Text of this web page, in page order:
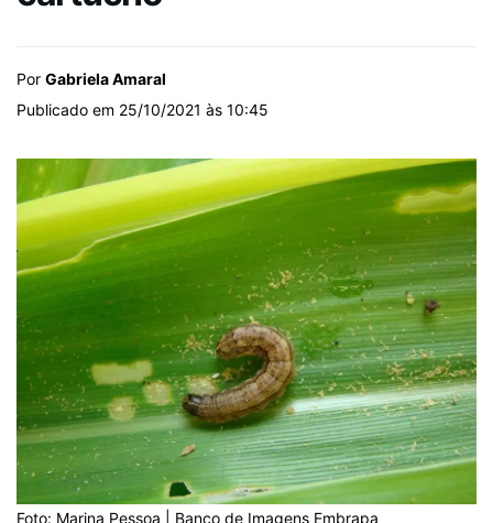
Por Gabriela Amaral
Publicado em 25/10/2021 às 10:45
Foto: Marina Pessoa | Banco de Imagens Embrapa